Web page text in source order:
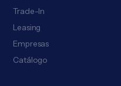
Trade-In
Leasing
Empresas
Catálogo